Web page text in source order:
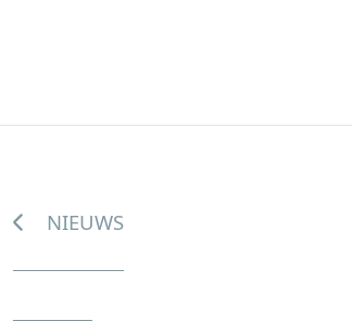
NIEUWS